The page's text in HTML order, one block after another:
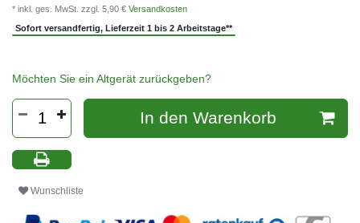
* inkl. ges. MwSt. zzgl. 5,90 € Versandkosten
Sofort versandfertig, Lieferzeit 1 bis 2 Arbeitstage**
Möchten Sie ein Altgerät zurückgeben?
In den Warenkorb
Wunschliste